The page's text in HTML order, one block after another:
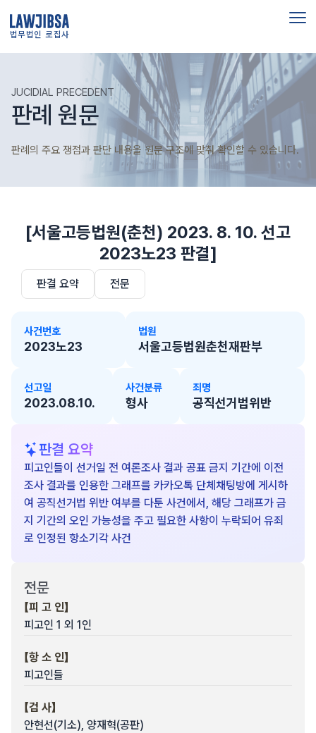
법무법인 로집사
JUCIDIAL PRECEDENT
판례 원문
판례의 주요 쟁점과 판단 내용을 원문 구조에 맞춰 확인할 수 있습니다.
[서울고등법원(춘천) 2023. 8. 10. 선고
2023노23 판결]
판결 요약 전문
사건번호
2023노23
법원
서울고등법원춘천재판부
선고일
2023.08.10.
사건분류
형사
죄명
공직선거법위반
판결 요약
피고인들이 선거일 전 여론조사 결과 공표 금지 기간에 이전
조사 결과를 인용한 그래프를 카카오톡 단체채팅방에 게시하
여 공직선거법 위반 여부를 다툰 사건에서, 해당 그래프가 금
지 기간의 오인 가능성을 주고 필요한 사항이 누락되어 유죄
로 인정된 항소기각 사건
전문
【피 고 인】
피고인 1 외 1인
【항 소 인】
피고인들
【검 사】
안현선(기소), 양재혁(공판)